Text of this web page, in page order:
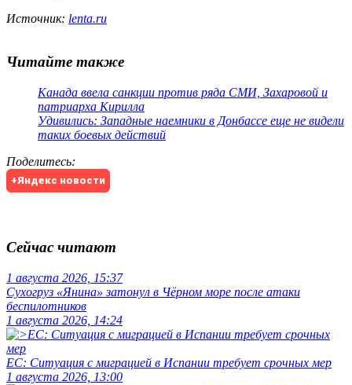
Источник: lenta.ru
Читайте также
Канада ввела санкции против ряда СМИ, Захаровой и
патриарха Кирилла
Удивились: Западные наемники в Донбассе еще не видели
таких боевых действий
Поделитесь:
+Яндекс новости
Сейчас читают
1 августа 2026, 15:37
Сухогруз «Янина» затонул в Чёрном море после атаки
беспилотников
1 августа 2026, 14:24
ЕС: Ситуация с миграцией в Испании требует срочных мер
1 августа 2026, 13:00